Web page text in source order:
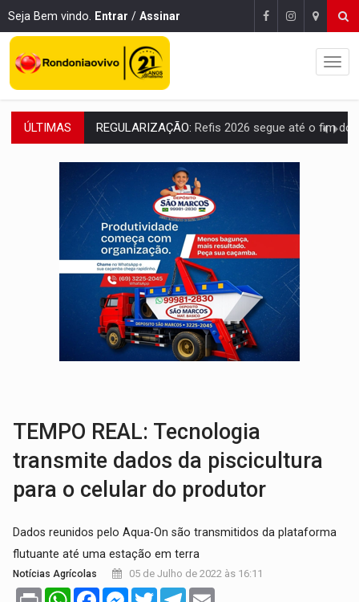
Seja Bem vindo. Entrar / Assinar
ÚLTIMAS ROLIM DE MOURA: Programa da Energisa beneficia 60 famílias com geladeiras
VIOLÊNCIA VICÁRIA:MPRO obtém condenação de réu a 21 anos de prisão
INDISPONÍVEL:Transparência do Cinderondônia apresenta
AMPLIAÇÃO:IGs de Rondônia entram em programa internacional para
VÍDEO:Acidente envolve cinco veículos em obra de
EDUCAÇÃO:Corumbiara lidera Ideb 2025 entre redes
COMPETIÇÕES:Joer 2026 inicia fases regionais e reúne mais de 7,3
PERIGO:Moradores denunciam escuridão e insegurança na Estrada
TEMPO REAL: Tecnologia
transmite dados da piscicultura
para o celular do produtor
Dados reunidos pelo Aqua-On são transmitidos da plataforma
flutuante até uma estação em terra
Notícias Agrícolas 05 de Julho de 2022 às 16:11
Print WhatsAppFacebookMessenger
TwitterTelegram